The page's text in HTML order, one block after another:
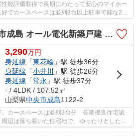
能評価取得で長期にわたって安心のマイホー
でカースペースは並列3台以上駐車可能な2号
オール電化新築戸建 全2棟 1号棟 南東角地
3,290万円
身延線 「東花輪 」駅 徒歩36分
身延線 「小井川
」駅 徒歩26分
身延線 「常永 」駅 徒歩37分
- / 4LDK / 107.52㎡
山梨県中央市成島1122-2
。カースペースは並列3台分 長期優良住宅認
辺は落ち着いた住宅地で、ゆったりとした住